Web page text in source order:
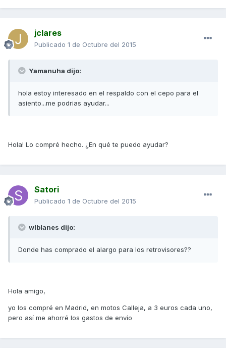
jclares
Publicado 1 de Octubre del 2015
Yamanuha dijo:
hola estoy interesado en el respaldo con el cepo para el
asiento...me podrias ayudar...
Hola! Lo compré hecho. ¿En qué te puedo ayudar?
Satori
Publicado 1 de Octubre del 2015
wlblanes dijo:
Donde has comprado el alargo para los retrovisores??
Hola amigo,
yo los compré en Madrid, en motos Calleja, a 3 euros cada uno,
pero así me ahorré los gastos de envío